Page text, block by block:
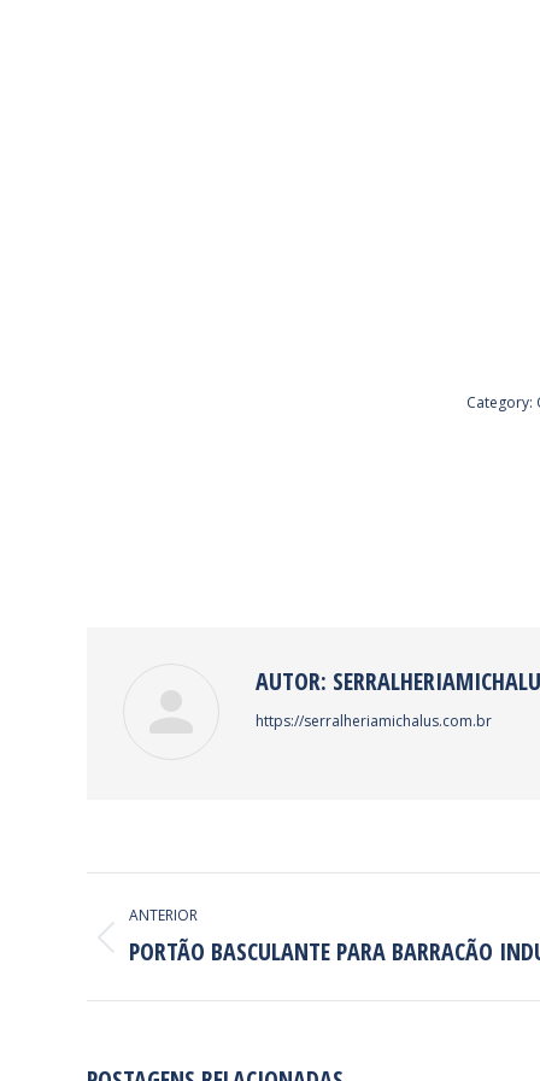
Category:
AUTOR:
https://serralheriamichalus.com.br
DE
POST:
ANTERIOR
Post
PORTÃO BASCULANTE PARA BARRACÃO